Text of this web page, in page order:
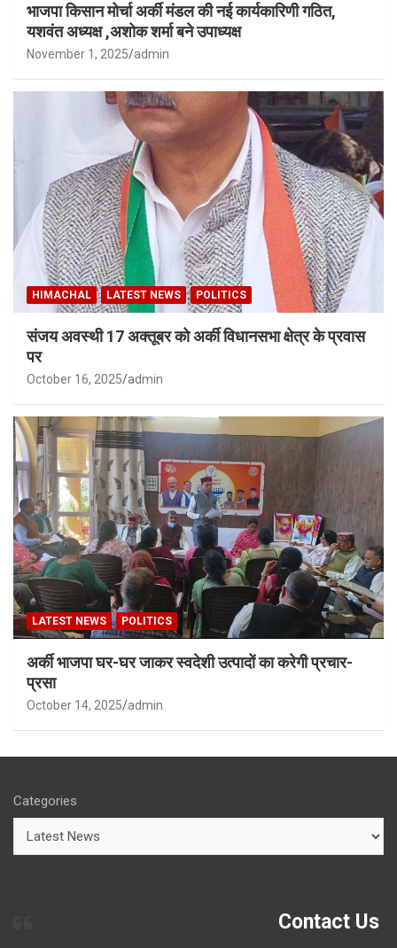
भाजपा किसान मोर्चा अर्की मंडल की नई कार्यकारिणी गठित,
यशवंत अध्यक्ष ,अशोक शर्मा बने उपाध्यक्ष
November 1, 2025 admin
HIMACHAL LATEST NEWS POLITICS
संजय अवस्थी 17 अक्तूबर को अर्की विधानसभा क्षेत्र के प्रवास
पर
October 16, 2025 admin
LATEST NEWS POLITICS
अर्की भाजपा घर-घर जाकर स्वदेशी उत्पादों का करेगी प्रचार-
प्रसा
October 14, 2025 admin
Categories
Contact Us